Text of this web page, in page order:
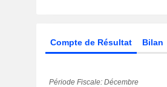
Compte de Résultat Bilan
Période Fiscale: Décembre